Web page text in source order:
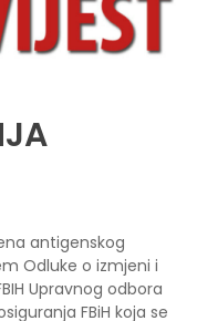
antigenskog
Odluke o izmjeni i
Upravnog odbora
FBiH koja se